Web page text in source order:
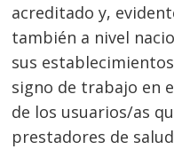
acreditado y,
también a nivel
sus
signo de trabajo en
de los usuarios/as
prestadores de